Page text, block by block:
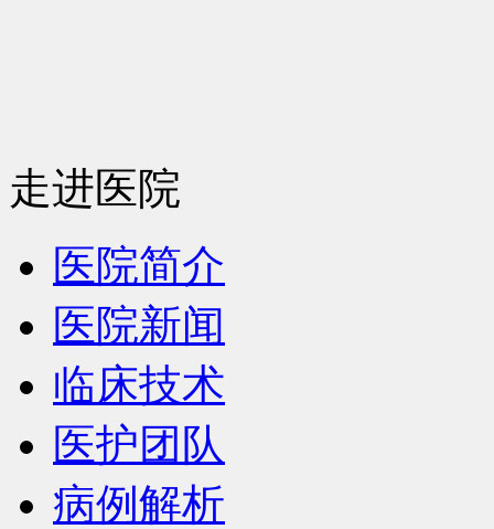
走进医院
医院简介
医院新闻
临床技术
医护团队
病例解析